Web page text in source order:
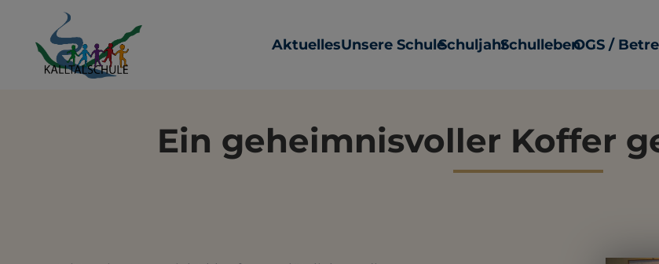
AktuellesUnsere SchuleSchuljahrSchullebenOGS /
Ein geheimnisvoller Koffer